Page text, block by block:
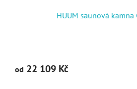
HUUM saunová kamna
od 22 109 Kč